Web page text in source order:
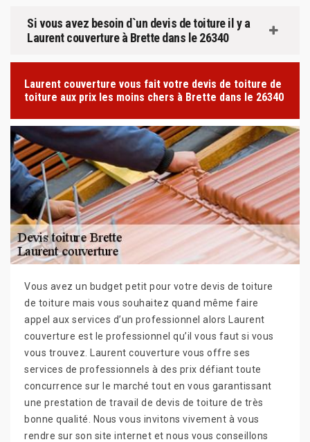
Si vous avez besoin d`un devis de toiture il y a
Laurent couverture à Brette dans le 26340
Laurent couverture vous fait votre devis de toiture de
toiture aux prix les moins chers à Brette dans le 26340
Vous avez un budget petit pour votre devis de toiture
de toiture mais vous souhaitez quand même faire
appel aux services d’un professionnel alors Laurent
couverture est le professionnel qu’il vous faut si vous
vous trouvez. Laurent couverture vous offre ses
services de professionnels à des prix défiant toute
concurrence sur le marché tout en vous garantissant
une prestation de travail de devis de toiture de très
bonne qualité. Nous vous invitons vivement à vous
rendre sur son site internet et nous vous conseillons